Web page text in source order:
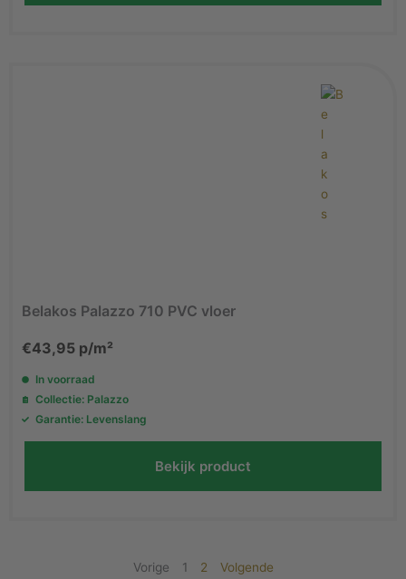
Belakos Palazzo 710 PVC vloer
€43,95 p/m²
In voorraad
Collectie: Palazzo
Garantie: Levenslang
Bekijk product
Vorige 1 2 Volgende